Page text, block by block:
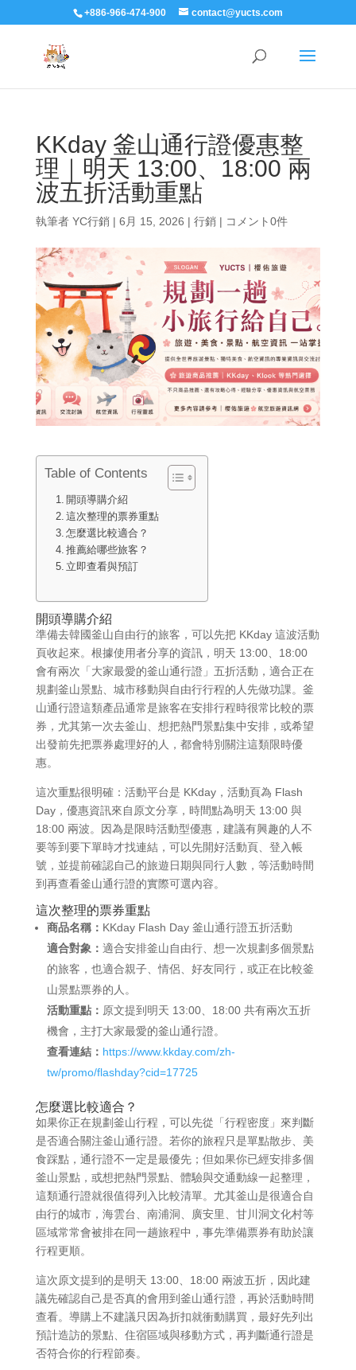
+886-966-474-900 contact@yucts.com
KKday 釜山通行證優惠整
理｜明天 13:00、18:00 兩
波五折活動重點
執筆者 YC行銷| 6月 15, 2026 | 行銷| コメント0件
Table of Contents
開頭導購介紹
這次整理的票券重點
怎麼選比較適合？
推薦給哪些旅客？
立即查看與預訂
開頭導購介紹
準備去韓國釜山自由行的旅客，可以先把 KKday 這波活動
頁收起來。根據使用者分享的資訊，明天 13:00、18:00
會有兩次「大家最愛的釜山通行證」五折活動，適合正在
規劃釜山景點、城市移動與自由行行程的人先做功課。釜
山通行證這類產品通常是旅客在安排行程時很常比較的票
券，尤其第一次去釜山、想把熱門景點集中安排，或希望
出發前先把票券處理好的人，都會特別關注這類限時優
惠。
這次重點很明確：活動平台是 KKday，活動頁為 Flash
Day，優惠資訊來自原文分享，時間點為明天 13:00 與
18:00 兩波。因為是限時活動型優惠，建議有興趣的人不
要等到要下單時才找連結，可以先開好活動頁、登入帳
號，並提前確認自己的旅遊日期與同行人數，等活動時間
到再查看釜山通行證的實際可選內容。
這次整理的票券重點
商品名稱： KKday Flash Day 釜山通行證五折活動
適合對象： 適合安排釜山自由行、想一次規劃多個景點
的旅客，也適合親子、情侶、好友同行，或正在比較釜
山景點票券的人。
活動重點： 原文提到明天 13:00、18:00 共有兩次五折
機會，主打大家最愛的釜山通行證。
查看連結： https://www.kkday.com/zh-
tw/promo/flashday?cid=17725
怎麼選比較適合？
如果你正在規劃釜山行程，可以先從「行程密度」來判斷
是否適合關注釜山通行證。若你的旅程只是單點散步、美
食踩點，通行證不一定是最優先；但如果你已經安排多個
釜山景點，或想把熱門景點、體驗與交通動線一起整理，
這類通行證就很值得列入比較清單。尤其釜山是很適合自
由行的城市，海雲台、南浦洞、廣安里、甘川洞文化村等
區域常常會被排在同一趟旅程中，事先準備票券有助於讓
行程更順。
這次原文提到的是明天 13:00、18:00 兩波五折，因此建
議先確認自己是否真的會用到釜山通行證，再於活動時間
查看。導購上不建議只因為折扣就衝動購買，最好先列出
預計造訪的景點、住宿區域與移動方式，再判斷通行證是
否符合你的行程節奏。